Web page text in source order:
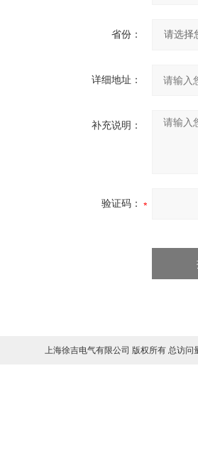
省份：
详细地址：
补充说明：
验证码：
上海徐吉电气有限公司 版权所有 总访问